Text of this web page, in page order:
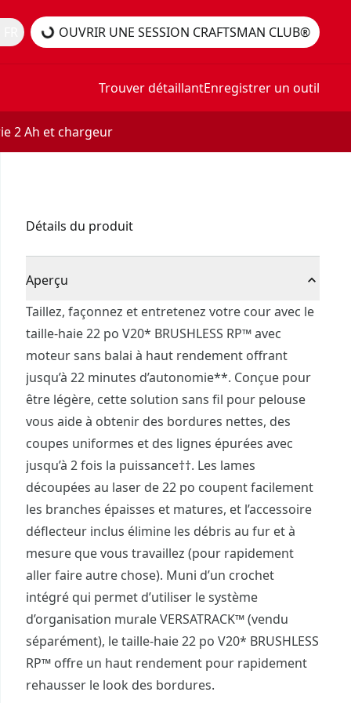
OUVRIR UNE SESSION CRAFTSMAN CLUB®
Trouver détaillantEnregistrer un outil
2 Ah et chargeur
Détails du produit
Aperçu
Taillez, façonnez et entretenez votre cour avec le
taille-haie 22 po V20* BRUSHLESS RP™ avec
moteur sans balai à haut rendement offrant
jusqu’à 22 minutes d’autonomie**. Conçue pour
être légère, cette solution sans fil pour pelouse
vous aide à obtenir des bordures nettes, des
coupes uniformes et des lignes épurées avec
jusqu’à 2 fois la puissance††. Les lames
découpées au laser de 22 po coupent facilement
les branches épaisses et matures, et l’accessoire
déflecteur inclus élimine les débris au fur et à
mesure que vous travaillez (pour rapidement
aller faire autre chose). Muni d’un crochet
intégré qui permet d’utiliser le système
d’organisation murale VERSATRACK™ (vendu
séparément), le taille-haie 22 po V20* BRUSHLESS
RP™ offre un haut rendement pour rapidement
rehausser le look des bordures.